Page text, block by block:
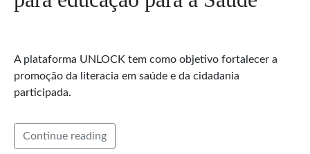
A plataforma UNLOCK tem como objetivo fortalecer a
promoção da literacia em saúde e da cidadania
participada.
Continue reading